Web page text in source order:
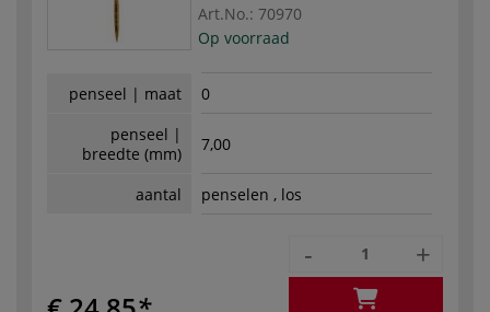
Art.No.: 70970
Op voorraad
penseel | maat
0
penseel |
breedte (mm)
7,00
aantal penselen , los
- +